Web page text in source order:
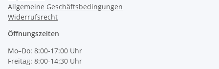
Allgemeine Geschäftsbedingungen
Widerrufsrecht
Öffnungszeiten
Mo–Do: 8:00-17:00 Uhr
Freitag: 8:00-14:30 Uhr